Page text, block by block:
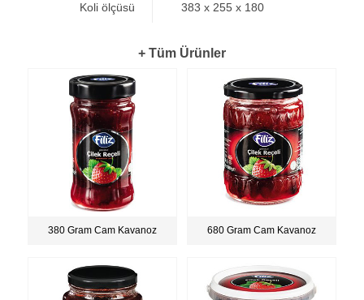
Koli ölçüsü 383 x 255 x 180
+ Tüm Ürünler
380 Gram Cam Kavanoz 680 Gram Cam Kavanoz